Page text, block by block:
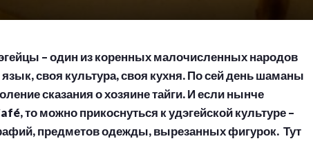
– один из коренных малочисленных народов
своя культура, своя кухня. По сей день шаманы
сказания о хозяине тайги. И если нынче
то можно прикоснуться к удэгейской культуре –
предметов одежды, вырезанных фигурок. Тут